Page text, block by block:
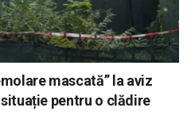
mascată” la aviz
pentru o clădire